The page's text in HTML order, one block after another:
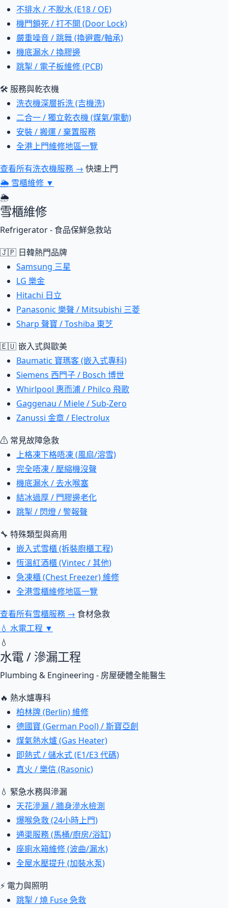
不排水 / 不脫水 (E18 / OE)
機門鎖死 / 打不開 (Door Lock)
嚴重噪音 / 跳舞 (換避震/軸承)
機底漏水 / 換膠邊
跳掣 / 電子板維修 (PCB)
🛠 服務與乾衣機
洗衣機深層拆洗 (吉機洗)
二合一 / 獨立乾衣機 (煤氣/電動)
安裝 / 搬運 / 棄置服務
全港上門維修地區一覽
查看所有洗衣機服務 → 快速上門
🌦 雪櫃維修 ▼
🌦
雪櫃維修
Refrigerator - 食品保鮮急救站
🇯🇵 日韓熱門品牌
Samsung 三星
LG 樂金
Hitachi 日立
Panasonic 樂聲 / Mitsubishi 三菱
Sharp 聲寶 / Toshiba 東芝
🇪🇺 嵌入式與歐美
Baumatic 寶瑪客 (嵌入式專科)
Siemens 西門子 / Bosch 博世
Whirlpool 惠而浦 / Philco 飛歌
Gaggenau / Miele / Sub-Zero
Zanussi 金章 / Electrolux
⚠ 常見故障急救
上格凍下格唔凍 (風扇/溶雪)
完全唔凍 / 壓縮機沒聲
機底漏水 / 去水喉塞
結冰過厚 / 門膠邊老化
跳掣 / 閃燈 / 警報聲
🔧 特殊類型與商用
嵌入式雪櫃 (拆裝廚櫃工程)
恆溫紅酒櫃 (Vintec / 其他)
急凍櫃 (Chest Freezer) 維修
全港雪櫃維修地區一覽
查看所有雪櫃服務 → 食材急救
💧 水電工程 ▼
💧
水電 / 滲漏工程
Plumbing & Engineering - 房屋硬體全能醫生
🔥 熱水爐專科
柏林牌 (Berlin) 維修
德國寶 (German Pool) / 斯寶亞創
煤氣熱水爐 (Gas Heater)
即熱式 / 儲水式 (E1/E3 代碼)
真火 / 樂信 (Rasonic)
💧 緊急水務與滲漏
天花滲漏 / 牆身滲水檢測
爆喉急救 (24小時上門)
通渠服務 (馬桶/廚房/浴缸)
座廁水箱維修 (波曲/漏水)
全屋水壓提升 (加裝水泵)
⚡ 電力與照明
跳掣 / 燒 Fuse 急救